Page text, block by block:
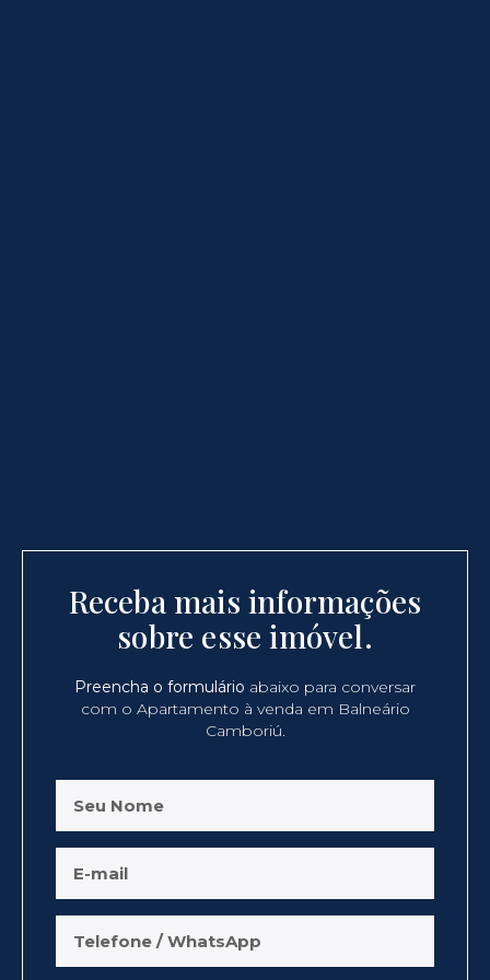
Receba mais informações
sobre esse imóvel.
Preencha o formulário abaixo para conversar
com o Apartamento à venda em Balneário
Camboriú.